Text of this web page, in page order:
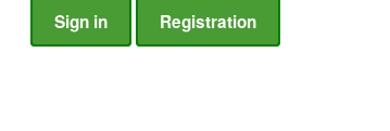
Sign in Registration